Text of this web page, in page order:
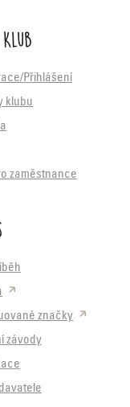
Přihlášení
klubu
zaměstnance
značky
závody